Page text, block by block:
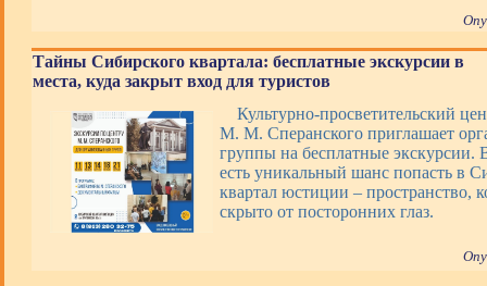
Тайны Сибирского квартала: бесплатные экскурсии в
места, куда закрыт вход для туристов
Культурно-просветительский
М. М. Сперанского приглашает
группы на бесплатные экскурсии.
есть уникальный шанс попасть в
квартал юстиции – пространство,
скрыто от посторонних глаз.